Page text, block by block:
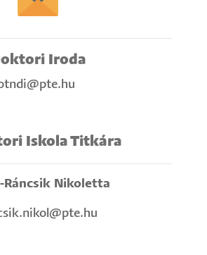
Iroda
Iskola Titkára
Ráncsik Nikoletta